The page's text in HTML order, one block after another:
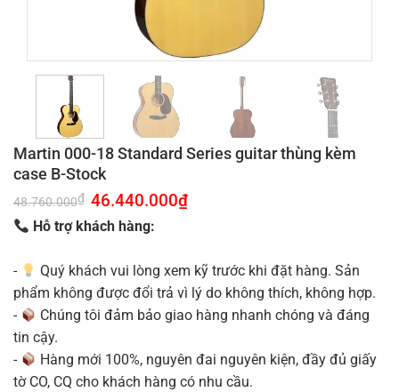
Martin 000-18 Standard Series guitar thùng kèm
case B-Stock
48.760.000₫ Giá
gốc
là:
48.760.000₫.
46.440.000₫Giá
Hỗ trợ khách hàng:
-
Quý khách vui lòng xem kỹ trước khi đặt hàng. Sản
phẩm không được đổi trả vì lý do không thích, không hợp.
-
Chúng tôi đảm bảo giao hàng nhanh chóng và đáng
tin cậy.
-
Hàng mới 100%, nguyên đai nguyên kiện, đầy đủ giấy
tờ CO, CQ cho khách hàng có nhu cầu.